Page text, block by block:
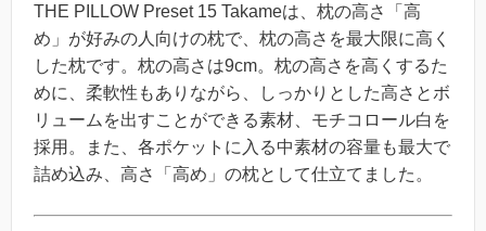
THE PILLOW Preset 15 Takameは、枕の高さ「高
め」が好みの人向けの枕で、枕の高さを最大限に高く
した枕です。枕の高さは9cm。枕の高さを高くするた
めに、柔軟性もありながら、しっかりとした高さとボ
リュームを出すことができる素材、モチコロール白を
採用。また、各ポケットに入る中素材の容量も最大で
詰め込み、高さ「高め」の枕として仕立てました。